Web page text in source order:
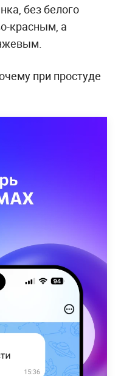
без белого
красным, а
при простуде